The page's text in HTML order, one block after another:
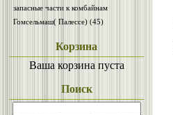
запасные части к комбайнам
Гомсельмаш( Палессе) (45)
Корзина
Ваша корзина пуста
Поиск